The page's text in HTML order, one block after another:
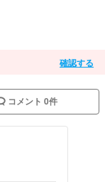
確認する
コメント 0件